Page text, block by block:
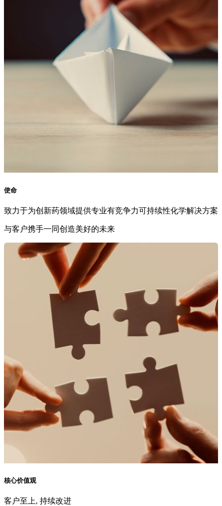
使命
致力于为创新药领域提供专业有竞争力可持续性化学解决方案
与客户携手一同创造美好的未来
核心价值观
客户至上, 持续改进